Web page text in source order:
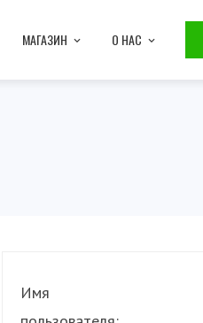
МАГАЗИН О НАС
Имя